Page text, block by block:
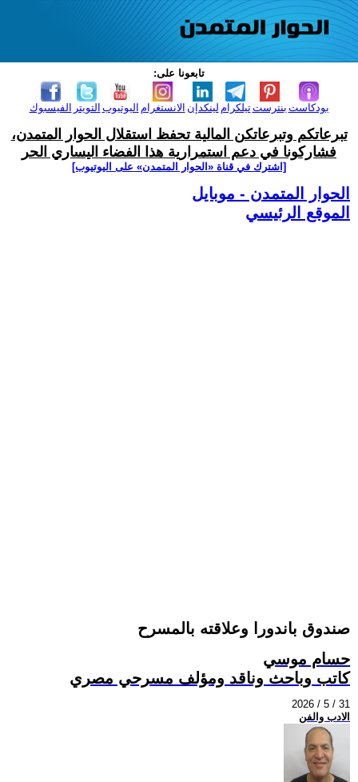
تابعونا على:
الفيسبوك التويتر اليوتيوب الانستغرام لينكدإن تيلكرامبنترست بودكاست
تبرعاتكم وتبرعاتكن المالية تحفظ استقلال الحوار المتمدن،
فشاركونا في دعم استمرارية هذا الفضاء اليساري الحر
[اشترك في قناة ‫«الحوار المتمدن» على اليوتيوب]
الحوار المتمدن - موبايل
الموقع الرئيسي
صندوق باندورا وعلاقته بالمسرح
حسام موسي
كاتب وباحث وناقد ومؤلف مسرحي مصري
2026 / 5 / 31
الادب والفن